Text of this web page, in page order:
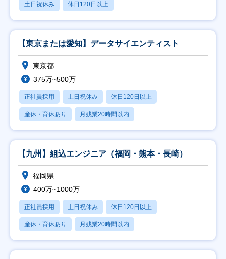
土日祝休み 休日120日以上
【東京または愛知】データサイエンティスト
東京都
375万~500万
正社員採用 土日祝休み 休日120日以上
産休・育休あり 月残業20時間以内
【九州】組込エンジニア（福岡・熊本・長崎）
福岡県
400万~1000万
正社員採用 土日祝休み 休日120日以上
産休・育休あり 月残業20時間以内